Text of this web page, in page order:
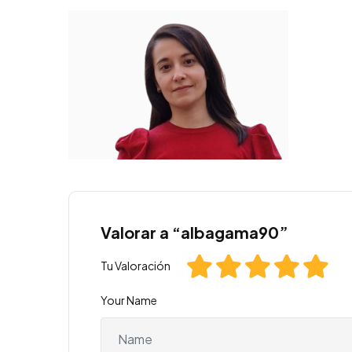
Valorar a “albagama90”
Tu Valoración
Your Name